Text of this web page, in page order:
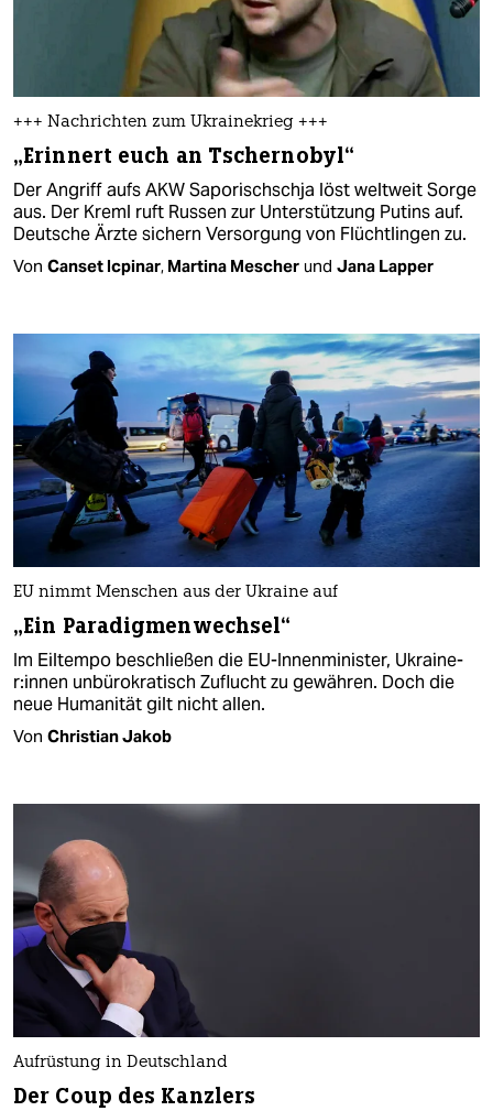
+++ Nachrichten zum Ukrainekrieg +++
„Erinnert euch an Tschernobyl“
Der Angriff aufs AKW Saporischschja löst weltweit Sorge
aus. Der Kreml ruft Russen zur Unterstützung Putins auf.
Deutsche Ärzte sichern Versorgung von Flüchtlingen zu.
Von Canset Icpinar, Martina Mescher und Jana Lapper
EU nimmt Menschen aus der Ukraine auf
„Ein Paradigmenwechsel“
Im Eiltempo beschließen die EU-Innenminister, Ukrai­ne­
r:in­nen unbürokratisch Zuflucht zu gewähren. Doch die
neue Humanität gilt nicht allen.
Von Christian Jakob
Aufrüstung in Deutschland
Der Coup des Kanzlers